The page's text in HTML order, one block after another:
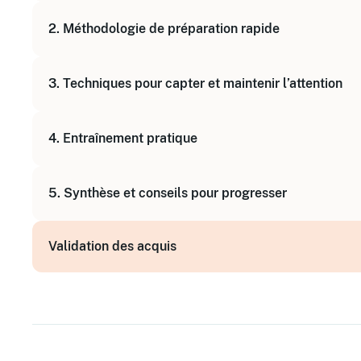
Présentation du concept de desk pitch (pitch au
2. Méthodologie de préparation rapide
Identifier les messages clés à transmettre
3. Techniques pour capter et maintenir l’attention
Adapter son langage verbal et non-verbal
4. Entraînement pratique
Mises en situation collectives avec feedback
5. Synthèse et conseils pour progresser
Conseils pour continuer à s'améliorer après la
Validation des acquis